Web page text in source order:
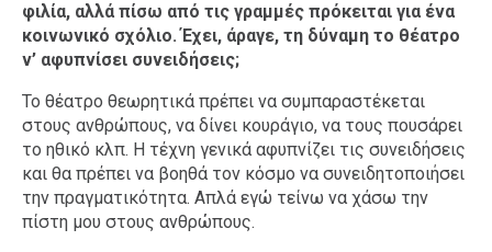
φιλία, αλλά πίσω από τις γραμμές πρόκειται για ένα
κοινωνικό σχόλιο. Έχει, άραγε, τη δύναμη το θέατρο
ν’ αφυπνίσει συνειδήσεις;
Το θέατρο θεωρητικά πρέπει να συμπαραστέκεται
στους ανθρώπους, να δίνει κουράγιο, να τους πουσάρει
το ηθικό κλπ. Η τέχνη γενικά αφυπνίζει τις συνειδήσεις
και θα πρέπει να βοηθά τον κόσμο να συνειδητοποιήσει
την πραγματικότητα. Απλά εγώ τείνω να χάσω την
πίστη μου στους ανθρώπους.